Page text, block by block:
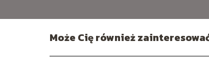
Może Cię również